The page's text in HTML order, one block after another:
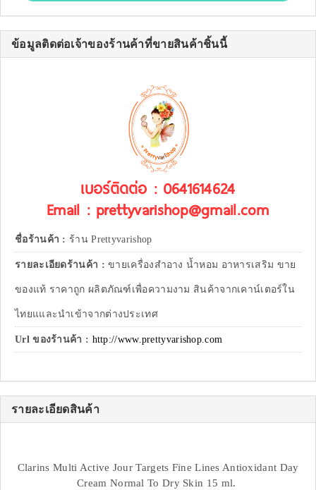
ข้อมูลติดต่อเจ้าของร้านค้าที่ขายสินค้าชิ้นนี้
เบอร์ติดต่อ : 0641614624
Email : prettyvarishop@gmail.com
ชื่อร้านค้า : ร้าน Prettyvarishop
รายละเอียดร้านค้า :ขายเครื่องสำอาง น้ำหอม อาหารเสริม ขาย
ของแท้ ราคาถูก ผลิตภัณฑ์เพื่อความงาม สินค้าจากเคาน์เตอร์ใน
ไทยแและนำเข้าจากต่างประเทศ
Url ของร้านค้า : http://www.prettyvarishop.com
รายละเอียดสินค้า
Clarins Multi Active Jour Targets Fine Lines Antioxidant Day
Cream Normal To Dry Skin 15 ml.